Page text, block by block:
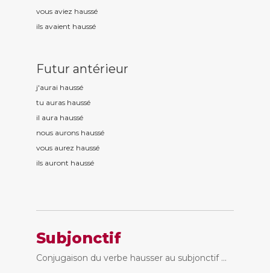
vous aviez haussé
ils avaient haussé
Futur antérieur
j'aurai haussé
tu auras haussé
il aura haussé
nous aurons haussé
vous aurez haussé
ils auront haussé
Subjonctif
Conjugaison du verbe hausser au subjonctif ...